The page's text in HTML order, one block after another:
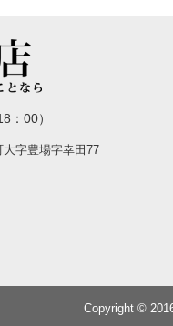
：00）
字豊場字幸田77
Copyright ©